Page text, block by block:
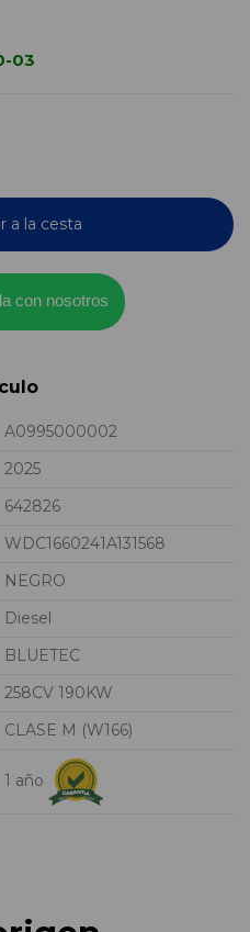
03
a la cesta
con nosotros
A0995000002
2025
642826
WDC1660241A131568
NEGRO
Diesel
BLUETEC
258CV 190KW
CLASE M (W166)
1 año